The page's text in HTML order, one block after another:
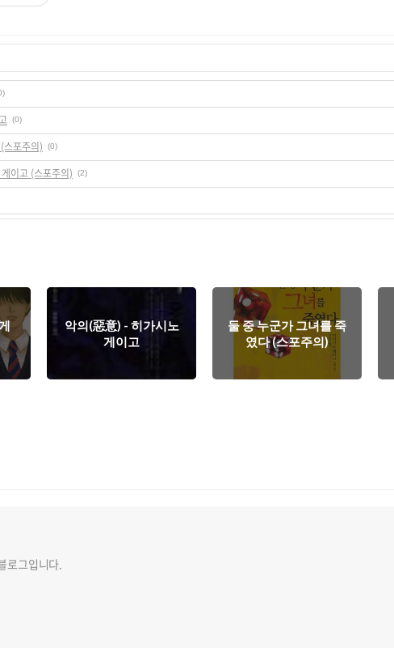
(0)
스포주의) (0)
이고 (스포주의) (2)
악의(惡意) - 히가시노
게이고
둘 중 누군가 그녀를 죽
였다 (스포주의)
로그입니다.